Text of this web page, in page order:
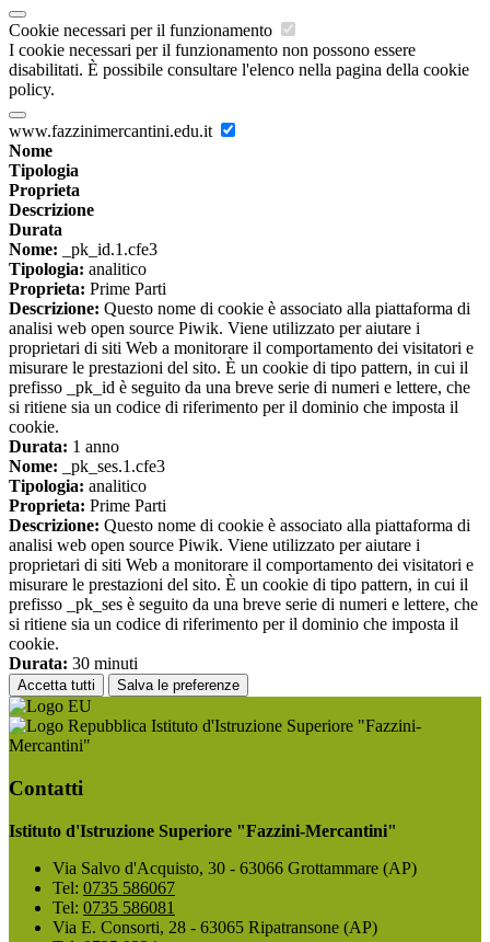
Cookie necessari per il funzionamento
I cookie necessari per il funzionamento non possono essere
disabilitati. È possibile consultare l'elenco nella pagina della cookie
policy.
www.fazzinimercantini.edu.it
Nome
Tipologia
Proprieta
Descrizione
Durata
Nome: _pk_id.1.cfe3
Tipologia: analitico
Proprieta: Prime Parti
Descrizione: Questo nome di cookie è associato alla piattaforma di
analisi web open source Piwik. Viene utilizzato per aiutare i
proprietari di siti Web a monitorare il comportamento dei visitatori e
misurare le prestazioni del sito. È un cookie di tipo pattern, in cui il
prefisso _pk_id è seguito da una breve serie di numeri e lettere, che
si ritiene sia un codice di riferimento per il dominio che imposta il
cookie.
Durata: 1 anno
Nome: _pk_ses.1.cfe3
Tipologia: analitico
Proprieta: Prime Parti
Descrizione: Questo nome di cookie è associato alla piattaforma di
analisi web open source Piwik. Viene utilizzato per aiutare i
proprietari di siti Web a monitorare il comportamento dei visitatori e
misurare le prestazioni del sito. È un cookie di tipo pattern, in cui il
prefisso _pk_ses è seguito da una breve serie di numeri e lettere, che
si ritiene sia un codice di riferimento per il dominio che imposta il
cookie.
Durata: 30 minuti
Accetta tutti Salva le preferenze
Istituto d'Istruzione Superiore "Fazzini-
Mercantini"
Contatti
Istituto d'Istruzione Superiore "Fazzini-Mercantini"
Via Salvo d'Acquisto, 30 - 63066 Grottammare (AP)
Tel: 0735 586067
Tel: 0735 586081
Via E. Consorti, 28 - 63065 Ripatransone (AP)